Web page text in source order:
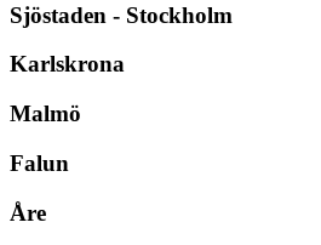
Sjöstaden - Stockholm
Karlskrona
Malmö
Falun
Åre